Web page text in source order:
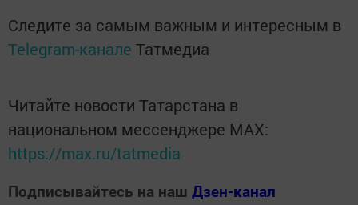
Следите за самым важным и интересным в
Telegram-канале Татмедиа
Читайте новости Татарстана в
национальном мессенджере MАХ:
https://max.ru/tatmedia
Подписывайтесь на наш Дзен-канал